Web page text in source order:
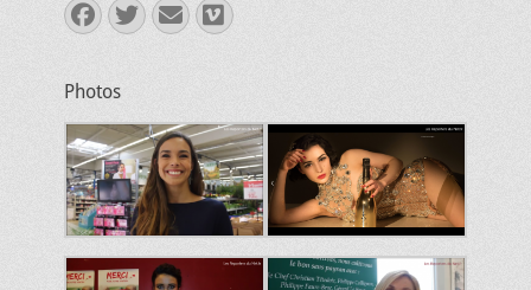
Facebook
Twitter
E-
mail
Vimeo
Photos